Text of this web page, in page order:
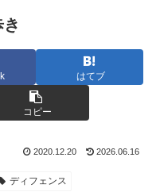
はてブ
コピー
2020.12.20 2026.06.16
ディフェンス